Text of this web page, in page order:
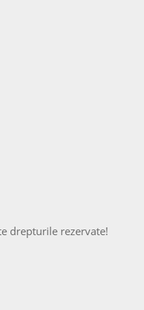
drepturile rezervate!